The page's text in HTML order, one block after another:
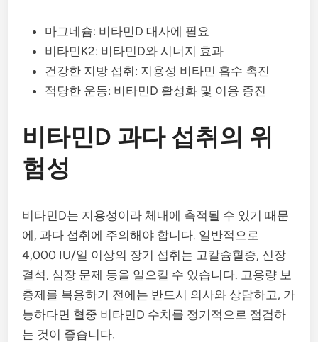
마그네슘: 비타민D 대사에 필요
비타민K2: 비타민D와 시너지 효과
건강한 지방 섭취: 지용성 비타민 흡수 촉진
적당한 운동: 비타민D 활성화 및 이용 증진
비타민D 과다 섭취의 위
험성
비타민D는 지용성이라 체내에 축적될 수 있기 때문
에, 과다 섭취에 주의해야 합니다. 일반적으로
4,000 IU/일 이상의 장기 섭취는 고칼슘혈증, 신장
결석, 심장 문제 등을 일으킬 수 있습니다. 고용량 보
충제를 복용하기 전에는 반드시 의사와 상담하고, 가
능하다면 혈중 비타민D 수치를 정기적으로 점검하
는 것이 좋습니다.